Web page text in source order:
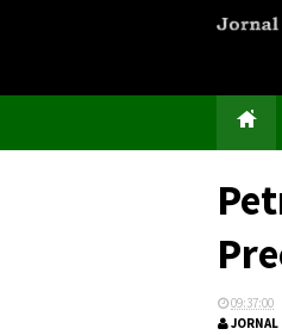
09:37:00
JORNAL